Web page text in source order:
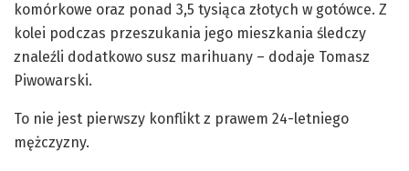
komórkowe oraz ponad 3,5 tysiąca złotych w gotówce. Z
kolei podczas przeszukania jego mieszkania śledczy
znaleźli dodatkowo susz marihuany – dodaje Tomasz
Piwowarski.
To nie jest pierwszy konflikt z prawem 24-letniego
mężczyzny.